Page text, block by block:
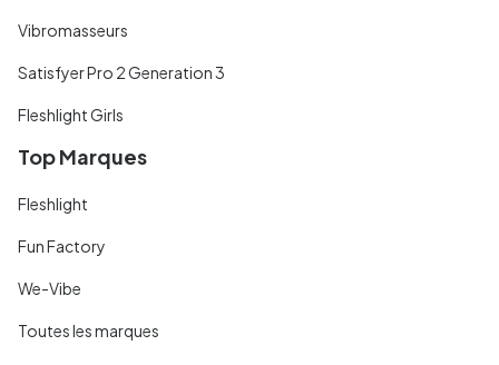
Vibromasseurs
Satisfyer Pro 2 Generation 3
Fleshlight Girls
Top Marques
Fleshlight
Fun Factory
We-Vibe
Toutes les marques